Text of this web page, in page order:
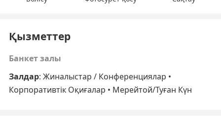
Қызметтер
Банкет залы
Залдар: Жиналыстар / Конференциялар •
Корпоративтік Оқиғалар • Мерейтой/Туған Күн